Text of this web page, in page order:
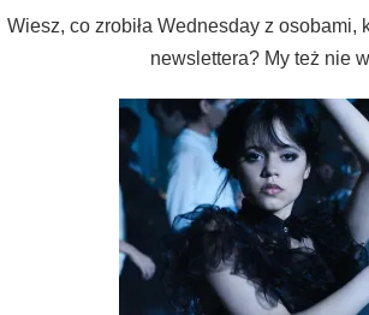
Wiesz, co zrobiła Wednesday z osobami,
newslettera? My też nie